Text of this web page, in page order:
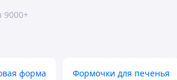
9000+
форма Формочки для печенья